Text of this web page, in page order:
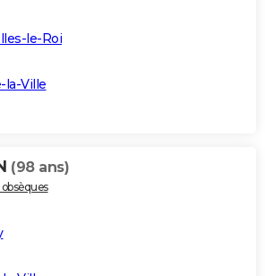
le-Roi
la-Ville
(98 ans)